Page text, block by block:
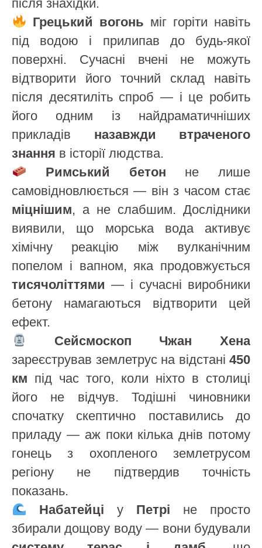
після знахідки.
Грецький вогонь міг горіти навіть
під водою і прилипав до будь-якої
поверхні. Сучасні вчені не можуть
відтворити його точний склад навіть
після десятиліть спроб — і це робить
його одним із найдраматичніших
прикладів назавжди втраченого
знання в історії людства.
Римський бетон не лише
самовідновлюється — він з часом стає
міцнішим, а не слабшим. Дослідники
виявили, що морська вода активує
хімічну реакцію між вулканічним
попелом і вапном, яка продовжується
тисячоліттями — і сучасні виробники
бетону намагаються відтворити цей
ефект.
Сейсмоскоп Чжан Хена
зареєстрував землетрус на відстані 450
км під час того, коли ніхто в столиці
його не відчув. Тодішні чиновники
спочатку скептично поставились до
приладу — аж поки кілька днів потому
гонець з охопленого землетрусом
регіону не підтвердив точність
показань.
Набатейці у Петрі не просто
збирали дощову воду — вони будували